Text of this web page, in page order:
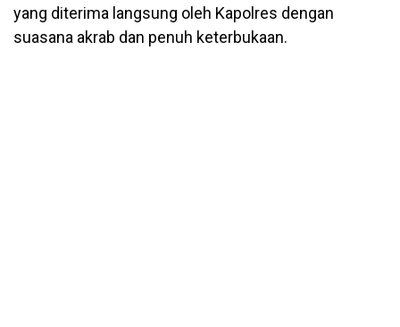
yang diterima langsung oleh Kapolres dengan
suasana akrab dan penuh keterbukaan.